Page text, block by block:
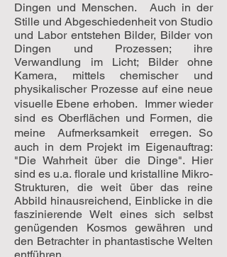
Dingen und Menschen. Auch in der
Stille und Abgeschiedenheit von Studio
und Labor entstehen Bilder, Bilder von
Dingen und Prozessen; ihre
Verwandlung im Licht; Bilder ohne
Kamera, mittels chemischer und
physikalischer Prozesse auf eine neue
visuelle Ebene erhoben. Immer wieder
sind es Oberflächen und Formen, die
meine Aufmerksamkeit erregen. So
auch in dem Projekt im Eigenauftrag:
"Die Wahrheit über die Dinge". Hier
sind es u.a. florale und kristalline Mikro-
Strukturen, die weit über das reine
Abbild hinausreichend, Einblicke in die
faszinierende Welt eines sich selbst
genügenden Kosmos gewähren und
den Betrachter in phantastische Welten